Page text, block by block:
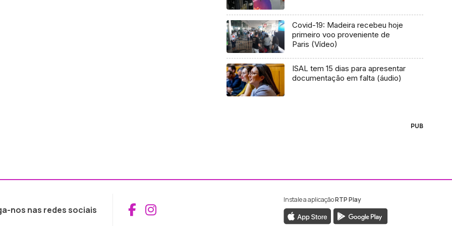
Covid-19: Madeira recebeu hoje
primeiro voo proveniente de
Paris (Vídeo)
ISAL tem 15 dias para apresentar
documentação em falta (áudio)
PUB
nos nas redes sociais Aceder ao Facebook da RTP Madeira
Aceder ao Instagram da RTP Madeira
Instale a aplicaçãoRTP Play